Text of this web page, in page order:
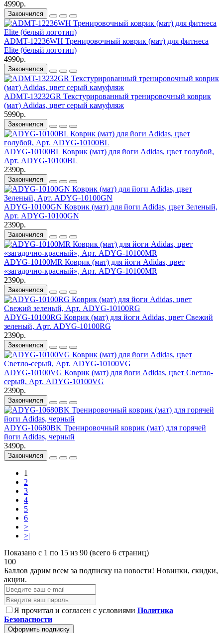
4990р.
Закончился
ADMT-12236WH Тренировочный коврик (мат) для фитнеса
Elite (белый логотип)
4990р.
Закончился
ADMT-13232GR Текстурированный тренировочный коврик
(мат) Adidas, цвет серый камуфляж
5990р.
Закончился
ADYG-10100BL Коврик (мат) для йоги Adidas, цвет голубой,
Арт. ADYG-10100BL
2390р.
Закончился
ADYG-10100GN Коврик (мат) для йоги Adidas, цвет Зеленый,
Арт. ADYG-10100GN
2390р.
Закончился
ADYG-10100MR Коврик (мат) для йоги Adidas, цвет
«загадочно-красный», Арт. ADYG-10100MR
2390р.
Закончился
ADYG-10100RG Коврик (мат) для йоги Adidas, цвет Свежий
зеленый, Арт. ADYG-10100RG
2390р.
Закончился
ADYG-10100VG Коврик (мат) для йоги Adidas, цвет Светло-
серый, Арт. ADYG-10100VG
2390р.
Закончился
ADYG-10680BK Тренировочный коврик (мат) для горячей
йоги Adidas, черный
3490р.
Закончился
1
2
3
4
5
6
>
>|
Показано с 1 по 15 из 90 (всего 6 страниц)
100
Баллов дарим всем за подписку на новости! Новинки, скидки,
акции.
Я прочитал и согласен с условиями Политика
Безопасности
Оформить подписку